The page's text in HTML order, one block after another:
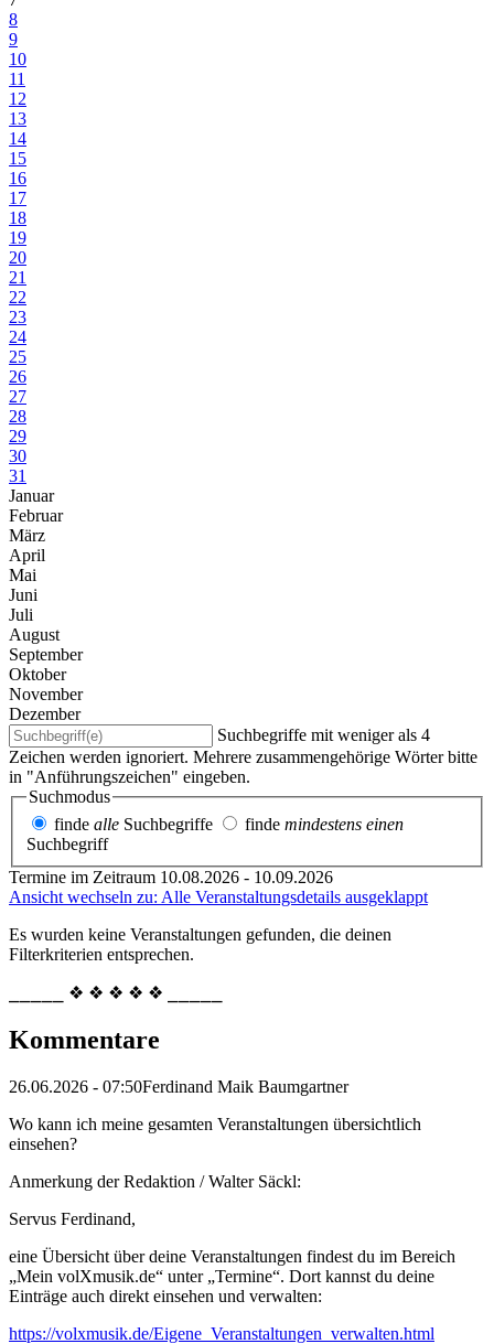
8
9
10
11
12
13
14
15
16
17
18
19
20
21
22
23
24
25
26
27
28
29
30
31
Januar
Februar
März
April
Mai
Juni
Juli
August
September
Oktober
November
Dezember
Suchbegriffe mit weniger als 4
Zeichen werden ignoriert. Mehrere zusammengehörige Wörter bitte
in "Anführungszeichen" eingeben.
Suchmodus
finde alle Suchbegriffe finde mindestens einen
Suchbegriff
Termine im Zeitraum 10.08.2026 - 10.09.2026
Ansicht wechseln zu: Alle Veranstaltungsdetails ausgeklappt
Es wurden keine Veranstaltungen gefunden, die deinen
Filterkriterien entsprechen.
⎯⎯⎯⎯⎯ ❖ ❖ ❖ ❖ ❖ ⎯⎯⎯⎯⎯
Kommentare
26.06.2026 - 07:50Ferdinand Maik Baumgartner
Wo kann ich meine gesamten Veranstaltungen übersichtlich
einsehen?
Anmerkung der Redaktion /Walter Säckl:
Servus Ferdinand,
eine Übersicht über deine Veranstaltungen findest du im Bereich
„Mein volXmusik.de“ unter „Termine“. Dort kannst du deine
Einträge auch direkt einsehen und verwalten:
https://volxmusik.de/Eigene_Veranstaltungen_verwalten.html